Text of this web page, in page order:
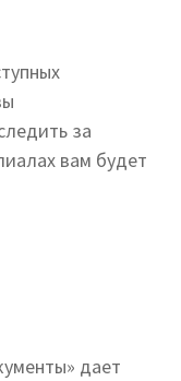
за
вам будет
дает